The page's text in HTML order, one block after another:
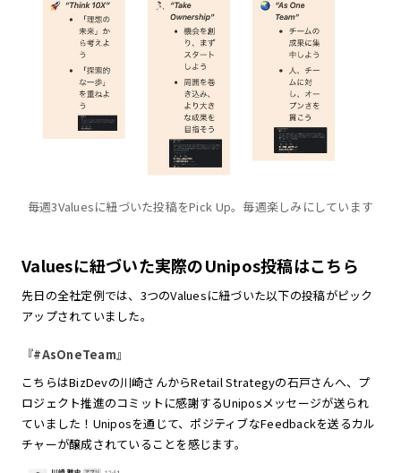
毎週3Valuesに紐づいた投稿をPick Up。毎週楽しみにしています
Valuesに紐づいた実際のUnipos投稿はこちら
先日の全社定例では、3つのValuesに紐づいた以下の投稿がピック
アップされていました。
『#AsOneTeam』
こちらはBizDevの川崎さんからRetail Strategyの石戸さんへ、プ
ロジェクト推進のコミットに感謝するUniposメッセージが送られ
ていました！Uniposを通じて、ポジティブなFeedbackを送るカル
チャーが醸成されていることを感じます。